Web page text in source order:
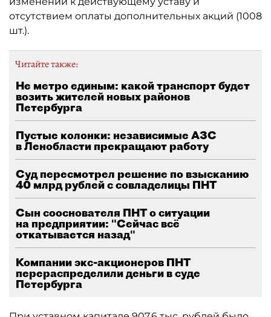
отсутствием оплаты дополнительных акций (1008
шт.).
Читайте также:
Не метро единым: какой транспорт будет
возить жителей новых районов
Петербурга
Пустые колонки: независимые АЗС
в Ленобласти прекращают работу
Суд пересмотрел решение по взысканию
40 млрд рублей с совладелицы ПНТ
Сын сооснователя ПНТ о ситуации
на предприятии: "Сейчас всё
откатывается назад"
Компании экс-акционеров ПНТ
перераспределили деньги в суде
Петербурга